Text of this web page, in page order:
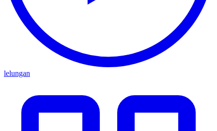
lelungan